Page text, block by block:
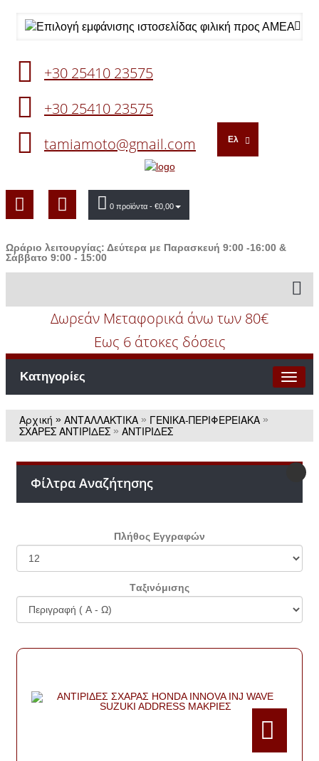
+30 25410 23575
+30 25410 23575
tamiamoto@gmail.com
Ελ
0 προϊόντα - €0,00
Ωράριο λειτουργίας: Δεύτερα με Παρασκευή 9:00 -16:00 &
Σάββατο 9:00 - 15:00
Δωρεάν Μεταφορικά άνω των 80€
Εως 6 άτοκες δόσεις
Κατηγορίες
Αρχική » ΑΝΤΑΛΛΑΚΤΙΚΑ » ΓΕΝΙΚΑ-ΠΕΡΙΦΕΡΕΙΑΚΑ »
ΣΧΑΡΕΣ ΑΝΤΙΡΙΔΕΣ » ΑΝΤΙΡΙΔΕΣ
Φίλτρα Αναζήτησης
Πλήθος Εγγραφών
Tαξινόμισης